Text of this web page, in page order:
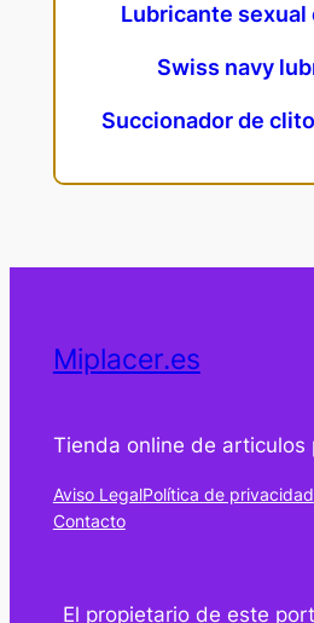
Lubricante
Swiss navy
Succionador de
Miplacer.es
Tienda online de articulos
Aviso LegalPolítica de privacidad
Contacto
El propietario de este